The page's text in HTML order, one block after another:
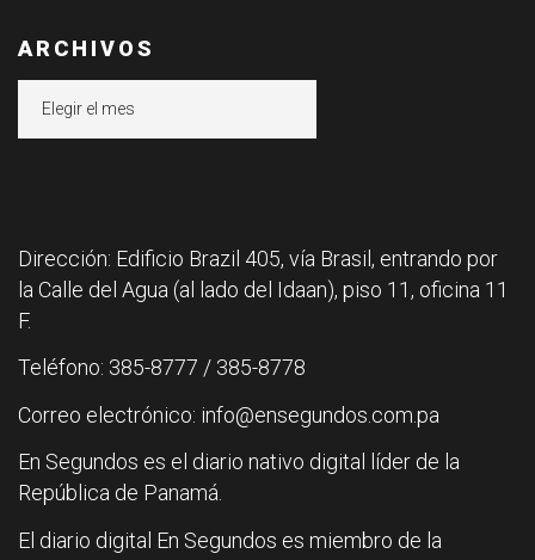
ARCHIVOS
Dirección: Edificio Brazil 405, vía Brasil, entrando por
la Calle del Agua (al lado del Idaan), piso 11, oficina 11
F.
Teléfono: 385-8777 / 385-8778
Correo electrónico: info@ensegundos.com.pa
En Segundos es el diario nativo digital líder de la
República de Panamá.
El diario digital En Segundos es miembro de la